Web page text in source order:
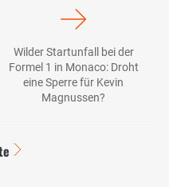
Wilder Startunfall bei der
Formel 1 in Monaco: Droht
eine Sperre für Kevin
Magnussen?